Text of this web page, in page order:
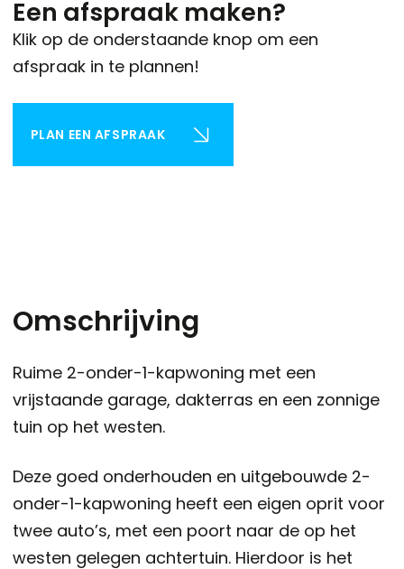
Een afspraak maken?
Klik op de onderstaande knop om een
afspraak in te plannen!
PLAN EEN AFSPRAAK
Omschrijving
Ruime 2-onder-1-kapwoning met een
vrijstaande garage, dakterras en een zonnige
tuin op het westen.
Deze goed onderhouden en uitgebouwde 2-
onder-1-kapwoning heeft een eigen oprit voor
twee auto’s, met een poort naar de op het
westen gelegen achtertuin. Hierdoor is het